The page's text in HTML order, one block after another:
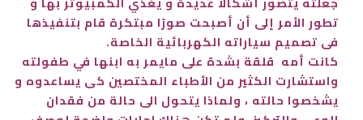
تطور الأمر إلى أن أصبحت صورًا مبتكرة قام بتنفيذها
فى تصميم سياراته الكهربائية الخاصة.
كانت أمه قلقة بشدة على مايمر به ابنها في طفولته
واستشارت الكثير من الأطباء المختصين كى يساعدوه و
يشخصوا حالته ، ولماذا يتحول الى حالة من فقدان